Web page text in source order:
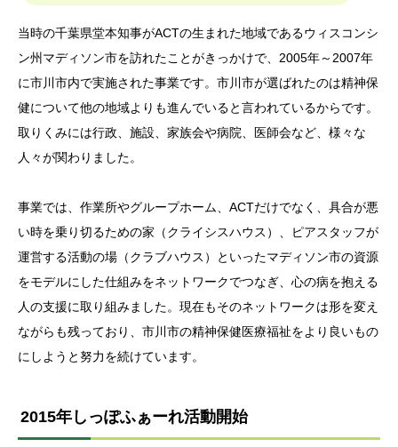
当時の千葉県堂本知事がACTの生まれた地域であるウィスコンシ
ン州マディソン市を訪れたことがきっかけで、2005年～2007年
に市川市内で実施された事業です。市川市が選ばれたのは精神保
健について他の地域よりも進んでいると言われているからです。
取りくみには行政、施設、家族会や病院、医師会など、様々な
人々が関わりました。
事業では、作業所やグループホーム、ACTだけでなく、具合が悪
い時を乗り切るための家（クライシスハウス）、ピアスタッフが
運営する活動の場（クラブハウス）といったマディソン市の資源
をモデルにした仕組みをネットワークでつなぎ、心の病を抱える
人の支援に取り組みました。現在もそのネットワークは形を変え
ながらも残っており、市川市の精神保健医療福祉をより良いもの
にしようと努力を続けています。
2015年しっぽふぁーれ活動開始